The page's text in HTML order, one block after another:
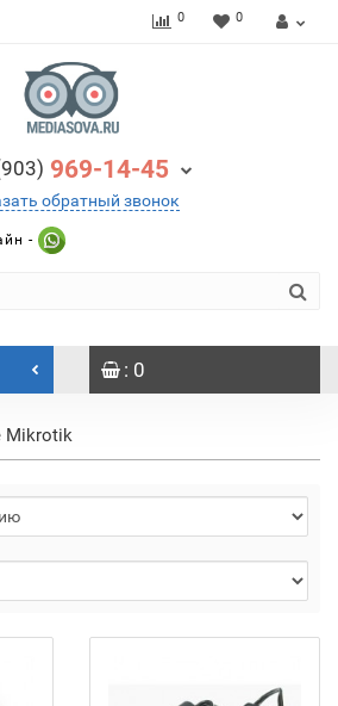
0 0
969-14-45
обратный звонок
-
: 0
Mikrotik